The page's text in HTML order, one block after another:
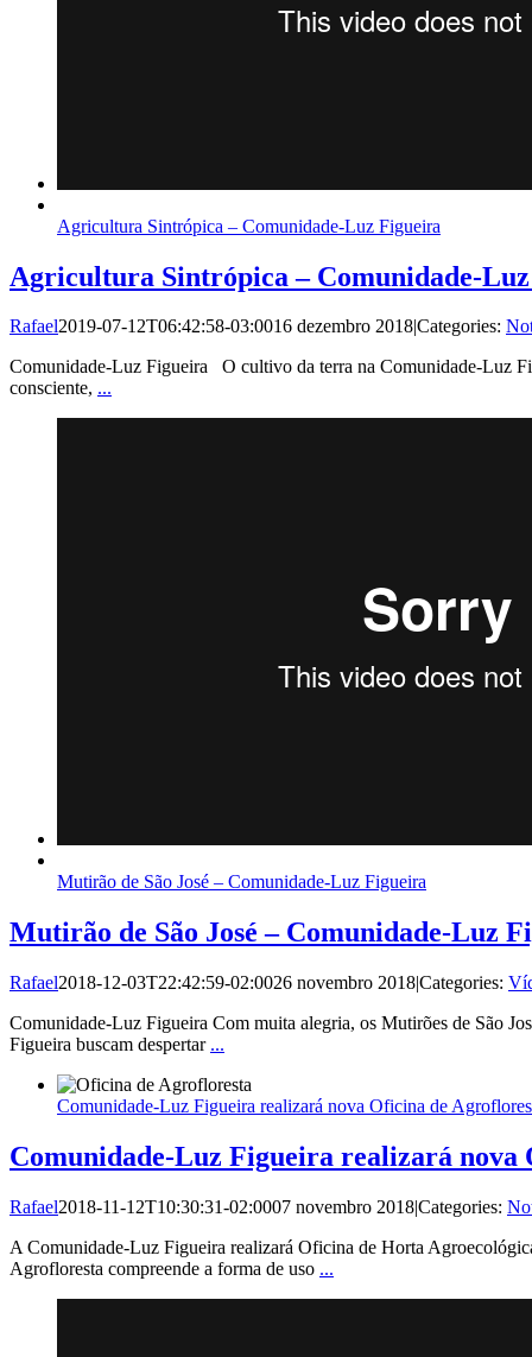
Agricultura Sintrópica – Comunidade-Luz Figueira
Agricultura Sintrópica – Comunidade-
Rafael2019-07-12T06:42:58-03:0016 dezembro 2018|Categories:
Comunidade-Luz Figueira O cultivo da terra na Comunidade-Luz
consciente, ...
Mutirão de São José – Comunidade-Luz Figueira
Mutirão de São José – Comunidade-Luz
Rafael2018-12-03T22:42:59-02:0026 novembro 2018|Categories:
Comunidade-Luz Figueira Com muita alegria, os Mutirões de São
Figueira buscam despertar ...
Comunidade-Luz Figueira realizará nova Oficina de
Comunidade-Luz Figueira realizará nova
Rafael2018-11-12T10:30:31-02:0007 novembro 2018|Categories:
A Comunidade-Luz Figueira realizará Oficina de Horta
Agrofloresta compreende a forma de uso ...